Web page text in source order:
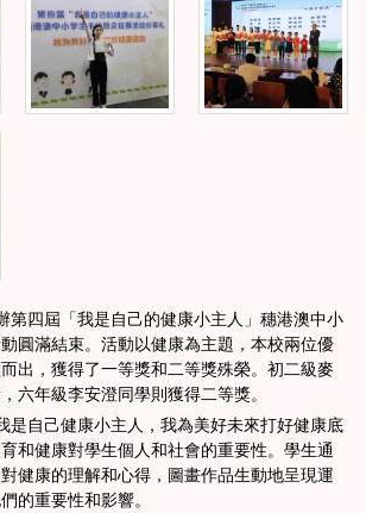
第四屆「我是自己的健康小主人」穗港澳中小
圓滿結束。活動以健康為主題，本校兩位優
出，獲得了一等獎和二等獎殊榮。初二級麥
六年級李安澄同學則獲得二等獎。
是自己健康小主人，我為美好未來打好健康底
和健康對學生個人和社會的重要性。學生通
健康的理解和心得，圖畫作品生動地呈現運
的重要性和影響。